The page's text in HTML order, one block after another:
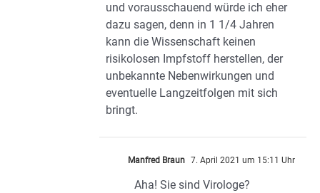
und vorausschauend würde ich eher
dazu sagen, denn in 1 1/4 Jahren
kann die Wissenschaft keinen
risikolosen Impfstoff herstellen, der
unbekannte Nebenwirkungen und
eventuelle Langzeitfolgen mit sich
bringt.
Manfred Braun 7. April 2021 um 15:11 Uhr
Aha! Sie sind Virologe?